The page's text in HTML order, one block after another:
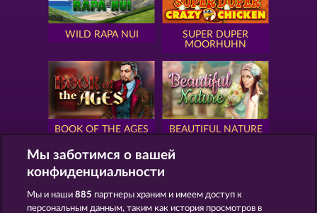
WILD RAPA NUI
SUPER DUPER
MOORHUHN
BOOK OF THE AGES BEAUTIFUL NATURE
Мы заботимся о вашей
конфиденциальности
Мы и наши885 партнеры храним и имеем доступ к
персональным данным, таким как история просмотров в